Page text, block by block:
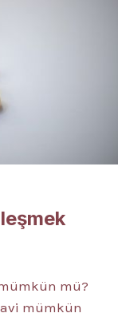
mü?
mümkün